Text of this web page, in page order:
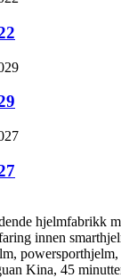
hjelmfabrikk
innen
Kina, 45